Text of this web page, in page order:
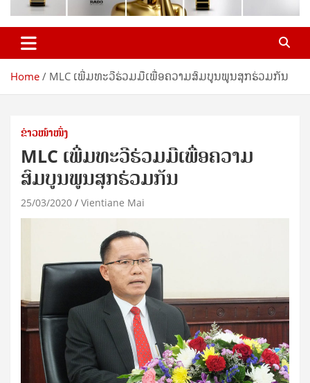
Home MLC ເພີ່ມທະວີຮ່ວມມືເພື່ອຄວາມສົມບູນພູນສຸກຮ່ວມກັນ
ຂ່າວໜ້າໜຶ່ງ
MLC ເພີ່ມທະວີຮ່ວມມືເພື່ອຄວາມ
ສົມບູນພູນສຸກຮ່ວມກັນ
25/03/2020 Vientiane Mai